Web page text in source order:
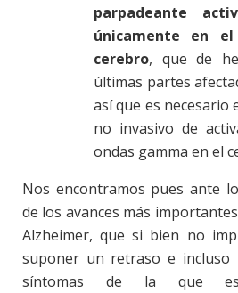
parpadeante
únicamente en
cerebro, que de
últimas partes
así que es
no invasivo de
ondas gamma en el
Nos encontramos pues ante
de los avances más
Alzheimer, que si bien no
suponer un retraso e
síntomas de la que